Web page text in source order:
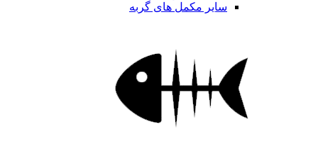
سایر مکمل های گربه